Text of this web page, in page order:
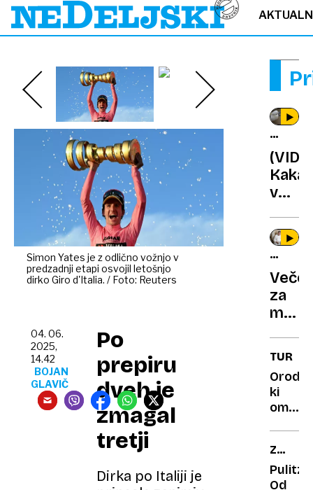
Simon Yates je z odlično vožnjo v
predzadnji etapi osvojil letošnjo
dirko Giro d'Italia. / Foto: Reuters
Po
prepiru
dveh je
zmagal
tretji
Dirka po Italiji je
04. 06.
2025,
14.42
BOJAN
GLAVIČ
POJAV
v
razvili
pitja
za
za
Orodje,
ki
SE
JE
Od